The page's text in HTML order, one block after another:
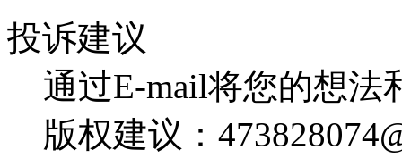
投诉建议
通过E-mail将您的想法
版权建议：